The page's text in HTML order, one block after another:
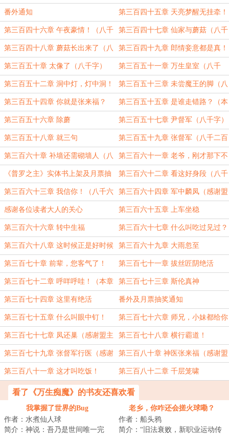
字）
番外通知 第三百四十五章 天亮梦醒无挂牵！
（八千字）
第三百四十六章 午夜豪情！（八千
字）
第三百四十七章 仙家与蘑菇（八千
四百字）
第三百四十八章 蘑菇长出来了（八
千字）
第三百四十九章 郎情妾意都是真！
（八千二百字）
第三百五十章 太像了（八千字） 第三百五十一章 万生皇室（八千
字）
第三百五十二章 洞中灯，灯中洞！
（八千三百字）
第三百五十三章 未尝魔王的脚（八
千四百字）
第三百五十四章 你就是张来福？
（八千字）
第三百五十五章 是谁走错路？（本
章核能）
第三百五十六章 除蘑 第三百五十七章 尹督军（八千字）
第三百五十八章 就三句 第三百五十九章 张督军（八千二百
字）
第三百六十章 补墙还需砌墙人（八
千四百字）
第三百六十一章 老爷，刚才那下不
算
《普罗之主》实体书上架及月票抽
奖
第三百六十二章 看这好身段（八千
五百字）
第三百六十三章 我信你！（八千六
百字）
第三百六十四章 军中麟凤（感谢盟
主名角儿）
感谢各位读者大人的关心 第三百六十五章 上车坐稳
第三百六十六章 转中生福 第三百六十七章 什么叫吃过见过？
第三百六十八章 这时候正是好时候 第三百六十九章 大雨忽至
第三百七十章 前辈，您客气了！ 第三百七十一章 拔丝匠阴绝活
第三百七十二章 呼咩呼哇！（本章
高能）
第三百七十三章 斯伦真神
第三百七十四章 这里有绝活 番外及月票抽奖通知
第三百七十五章 什么叫眼中钉！ 第三百七十六章 师兄，小妹都给你
了
第三百七十七章 凤还巢（感谢盟主
突然忘记想起的名字）
第三百七十八章 横行霸道！
第三百七十九章 张督军行医（感谢
盟主世界招惹你们了）
第三百八十章 神医张来福（感谢盟
主毛豆蚕豆生成機）
第三百八十一章 这才叫吃饭！ 第三百八十二章 千层笼啸
看了《万生痴魔》的书友还喜欢看
我掌握了世界的Bug
作者：水煮仙人球
简介：神说：吾乃是世间唯一完
老乡，你咋还会搓火球嘞？
作者：船头鸦
简介：“旧法衰败，新职业运动传